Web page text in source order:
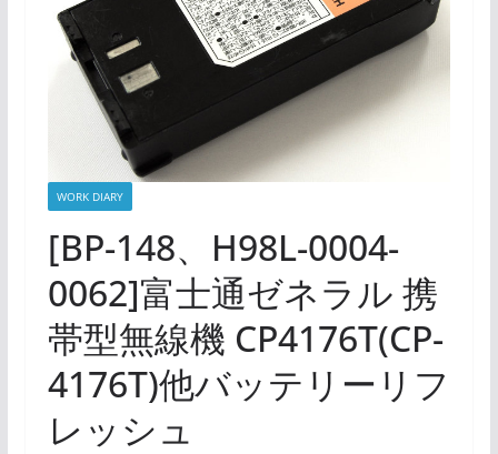
WORK DIARY
[BP-148、H98L-0004-
0062]富士通ゼネラル 携
帯型無線機 CP4176T(CP-
4176T)他バッテリーリフ
レッシュ